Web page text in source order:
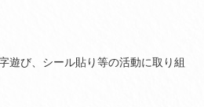
遊び、シール貼り等の活動に取り組